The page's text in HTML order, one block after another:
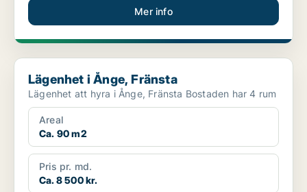
Mer info
Lägenhet i Ånge, Fränsta
Lägenhet i Ånge, Fränsta
Lägenhet att hyra i Ånge, Fränsta Bostaden har 4 rum
Areal
Ca. 90 m2
Pris pr. md.
Ca. 8 500 kr.